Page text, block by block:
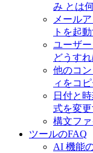
み とは
メール
トを起
ユーザ
どうす
他のコ
ィをコ
日付と
式を変
構文フ
ツールのFAQ
AI 機能